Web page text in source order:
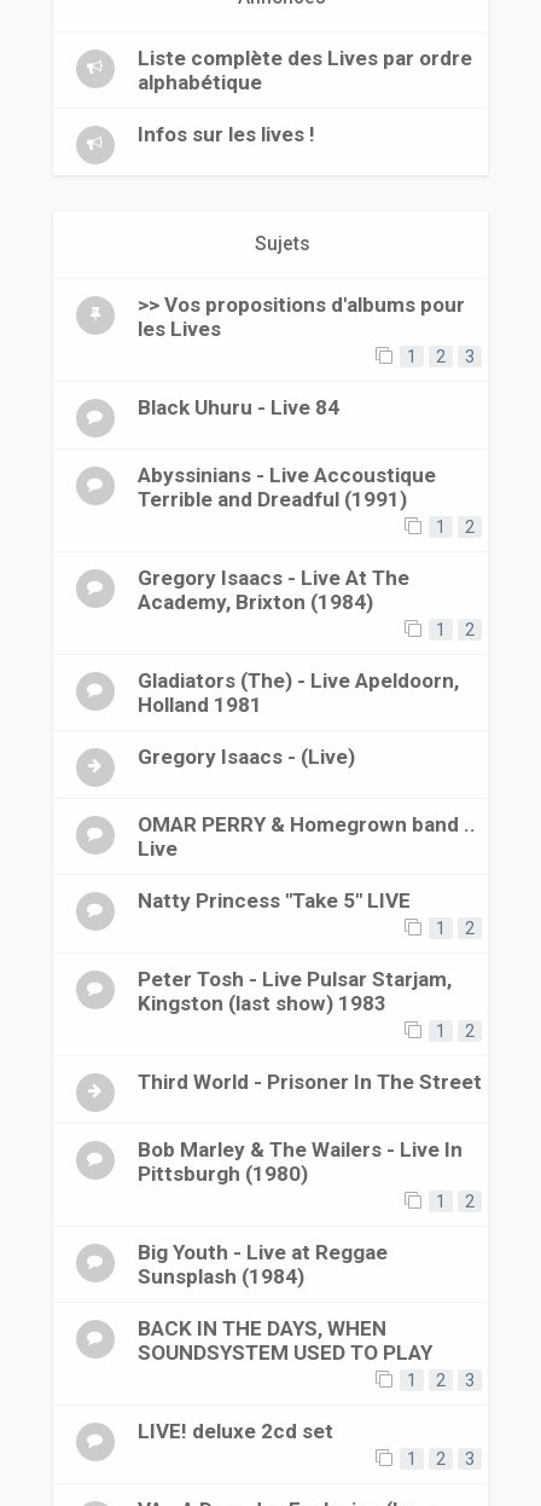
Liste complète des Lives par ordre
alphabétique
Infos sur les lives !
Sujets
>> Vos propositions d'albums pour
les Lives
1 2 3
Black Uhuru - Live 84
Abyssinians - Live Accoustique
Terrible and Dreadful (1991)
1 2
Gregory Isaacs - Live At The
Academy, Brixton (1984)
1 2
Gladiators (The) - Live Apeldoorn,
Holland 1981
Gregory Isaacs - (Live)
OMAR PERRY & Homegrown band ..
Live
Natty Princess "Take 5" LIVE
1 2
Peter Tosh - Live Pulsar Starjam,
Kingston (last show) 1983
1 2
Third World - Prisoner In The Street
Bob Marley & The Wailers - Live In
Pittsburgh (1980)
1 2
Big Youth - Live at Reggae
Sunsplash (1984)
BACK IN THE DAYS, WHEN
SOUNDSYSTEM USED TO PLAY
1 2 3
LIVE! deluxe 2cd set
1 2 3